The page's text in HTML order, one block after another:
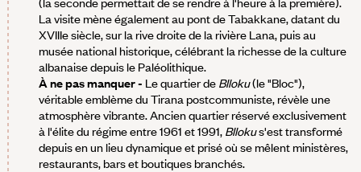
La visite mène également au pont de Tabakkane, datant du
XVIIIe siècle, sur la rive droite de la rivière Lana, puis au
musée national historique, célébrant la richesse de la culture
albanaise depuis le Paléolithique.
À ne pas manquer - Le quartier de Blloku(le "Bloc"),
véritable emblème du Tirana postcommuniste, révèle une
atmosphère vibrante. Ancien quartier réservé exclusivement
à l'élite du régime entre 1961 et 1991, Bllokus'est transformé
depuis en un lieu dynamique et prisé où se mêlent ministères,
restaurants, bars et boutiques branchés.